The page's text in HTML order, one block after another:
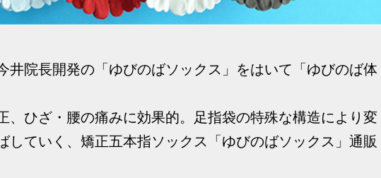
井院長開発の「ゆびのばソックス」をはいて「ゆびのば体
、ひざ・腰の痛みに効果的。足指袋の特殊な構造により変
していく、矯正五本指ソックス「ゆびのばソックス」通販